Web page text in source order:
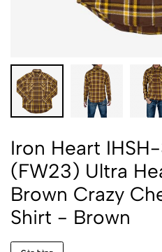
Iron Heart
(FW23) Ultra
Brown Crazy
Shirt - Brown